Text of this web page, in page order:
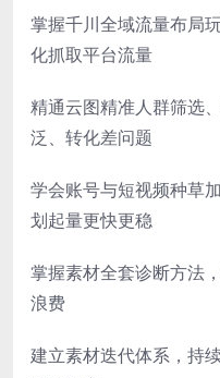
掌握千川全域流量布局
化抓取平台流量
精通云图精准人群筛选
泛、转化差问题
学会账号与短视频种草
划起量更快更稳
掌握素材全套诊断方法
浪费
建立素材迭代体系，持